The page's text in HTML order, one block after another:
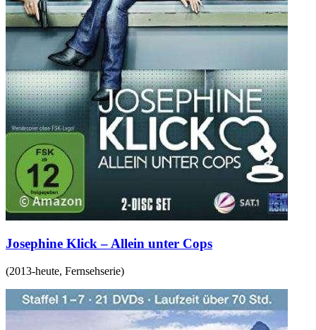
Josephine Klick – Allein unter Cops
(2013-heute, Fernsehserie)